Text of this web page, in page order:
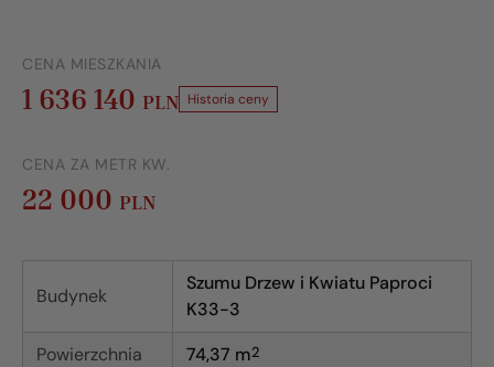
CENA MIESZKANIA
1 636 140 PLN Historia ceny
CENA ZA METR KW.
22 000 PLN
Budynek
Szumu Drzew i Kwiatu Paproci
K33-3
Powierzchnia
74,37 m2